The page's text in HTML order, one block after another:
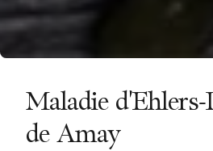
Maladie
de Amay